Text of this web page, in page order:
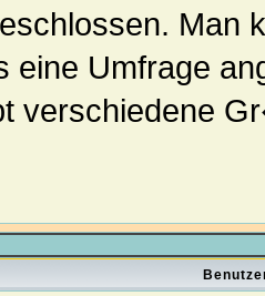
Man
eine Umfrage
verschiedene